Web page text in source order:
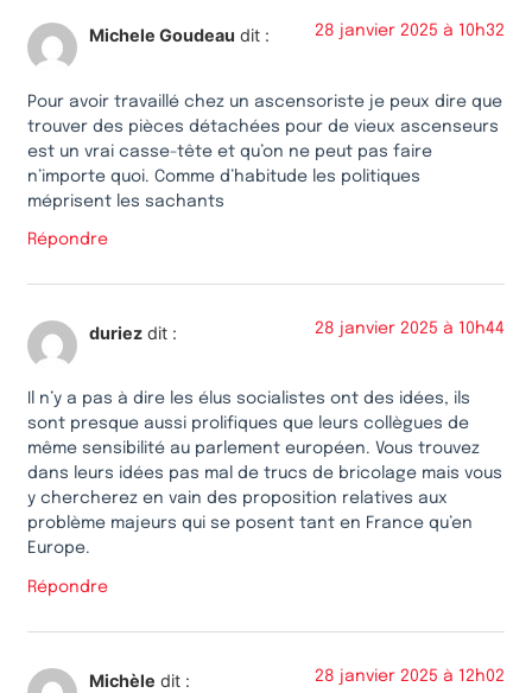
Michele Goudeau dit : 28 janvier 2025 à 10h32
Pour avoir travaillé chez un ascensoriste je peux dire que
trouver des pièces détachées pour de vieux ascenseurs
est un vrai casse-tête et qu’on ne peut pas faire
n’importe quoi. Comme d’habitude les politiques
méprisent les sachants
Répondre
duriez dit : 28 janvier 2025 à 10h44
Il n’y a pas à dire les élus socialistes ont des idées, ils
sont presque aussi prolifiques que leurs collègues de
même sensibilité au parlement européen. Vous trouvez
dans leurs idées pas mal de trucs de bricolage mais vous
y chercherez en vain des proposition relatives aux
problème majeurs qui se posent tant en France qu’en
Europe.
Répondre
Michèle dit : 28 janvier 2025 à 12h02